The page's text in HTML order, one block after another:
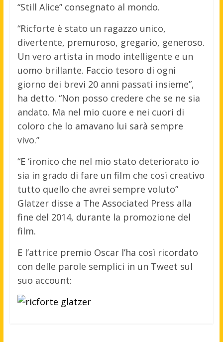
“Still Alice” consegnato al mondo.
“Ricforte è stato un ragazzo unico,
divertente, premuroso, gregario, generoso.
Un vero artista in modo intelligente e un
uomo brillante. Faccio tesoro di ogni
giorno dei brevi 20 anni passati insieme”,
ha detto. “Non posso credere che se ne sia
andato. Ma nel mio cuore e nei cuori di
coloro che lo amavano lui sarà sempre
vivo.”
“E ‘ironico che nel mio stato deteriorato io
sia in grado di fare un film che così creativo
tutto quello che avrei sempre voluto”
Glatzer disse a The Associated Press alla
fine del 2014, durante la promozione del
film.
E l’attrice premio Oscar l’ha così ricordato
con delle parole semplici in un Tweet sul
suo account: